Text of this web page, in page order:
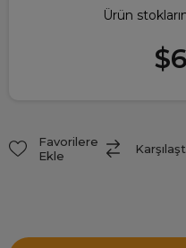
Ürün
Favorilere
Ekle